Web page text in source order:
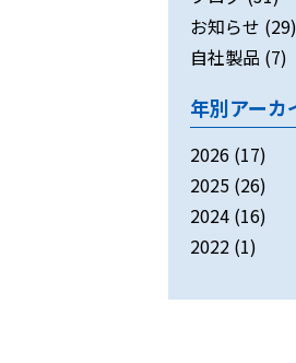
お知らせ (29)
自社製品 (7)
年別アーカ
2026 (17)
2025 (26)
2024 (16)
2022 (1)